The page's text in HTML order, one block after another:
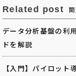
Related post
データ分析基盤の利
ドを解説
【入門】パイロッ